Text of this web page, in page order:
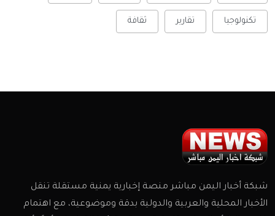
تكنولوجيا تقارير ثقافة
شبكة أخبار اليمن مباشر منصة إخبارية يمنية مستقلة تنقل
الأخبار المحلية والعربية والدولية بدقة وموضوعية، مع اهتمام